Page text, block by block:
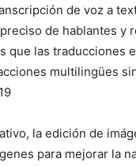
de voz a
de hablantes y
que las traducciones
multilingües
19
la edición de
para mejorar la